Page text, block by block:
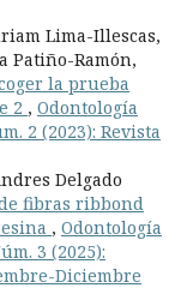
Lima-Illescas,
Patiño-Ramón,
la prueba
2 , Odontología
2 (2023): Revista
Delgado
fibras ribbond
, Odontología
3 (2025):
Diciembre